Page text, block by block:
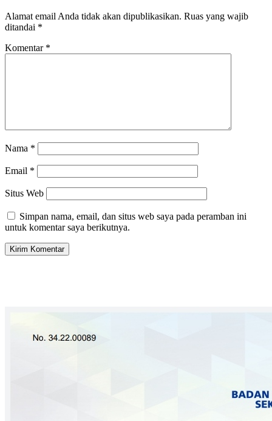
Alamat email Anda tidak akan dipublikasikan. Ruas yang wajib
ditandai *
Komentar *
Nama *
Email *
Situs Web
Simpan nama, email, dan situs web saya pada peramban ini
untuk komentar saya berikutnya.